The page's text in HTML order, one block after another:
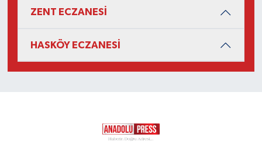
ZENT ECZANESİ
HASKÖY ECZANESİ